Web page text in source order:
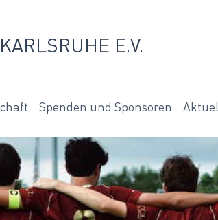
E.V.
Spenden und Sponsoren